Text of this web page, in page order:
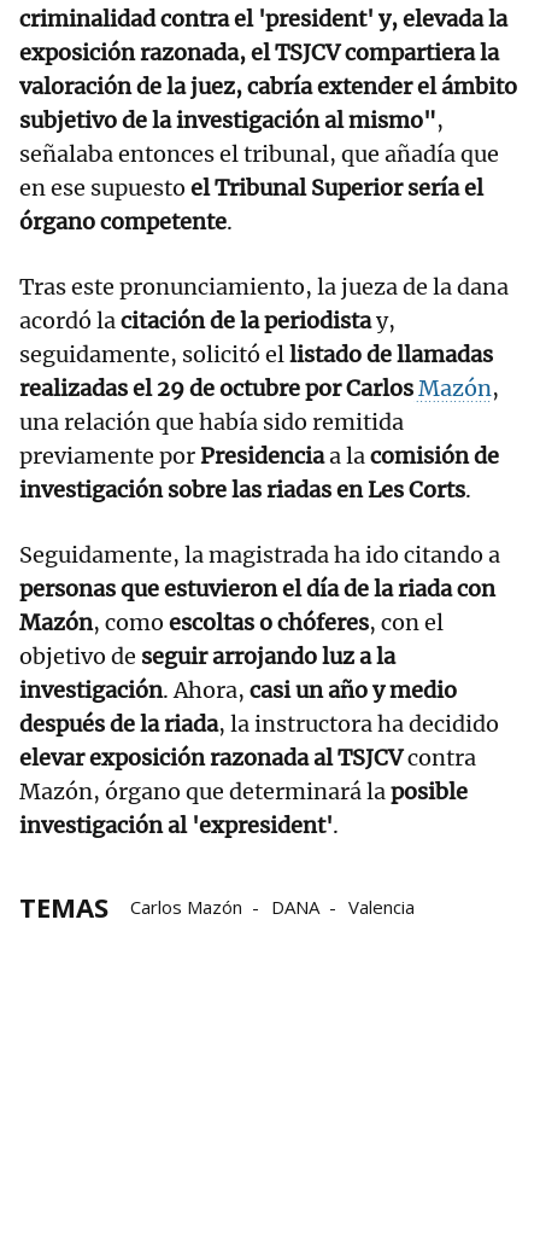
criminalidad contra el 'president' y, elevada la
exposición razonada, el TSJCV compartiera la
valoración de la juez, cabría extender el ámbito
subjetivo de la investigación al mismo",
señalaba entonces el tribunal, que añadía que
en ese supuesto el Tribunal Superior sería el
órgano competente.
Tras este pronunciamiento, la jueza de la dana
acordó lacitación de la periodistay,
seguidamente, solicitó ellistado de llamadas
realizadas el 29 de octubre por CarlosMazón,
una relación que había sido remitida
previamente porPresidenciaa lacomisión de
investigación sobre las riadas en Les Corts.
Seguidamente, la magistrada ha ido citando a
personas que estuvieron el día de la riada con
Mazón, como escoltas o chóferes, con el
objetivo de seguir arrojando luz a la
investigación. Ahora, casi un año y medio
después de la riada, la instructora ha decidido
elevar exposición razonada al TSJCVcontra
Mazón, órgano que determinará laposible
investigación al 'expresident'.
TEMAS Carlos Mazón DANA Valencia